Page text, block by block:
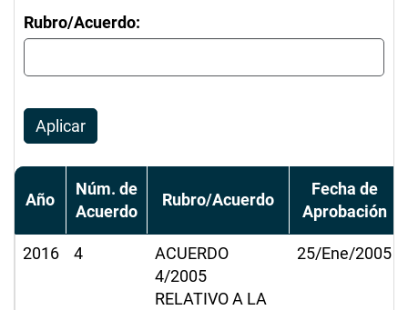
Rubro/Acuerdo:
Aplicar
Año
Núm. de
Acuerdo
Rubro/Acuerdo
Fecha de
Aprobación
2016 4
ACUERDO
4/2005
RELATIVO A LA
25/Ene/2005